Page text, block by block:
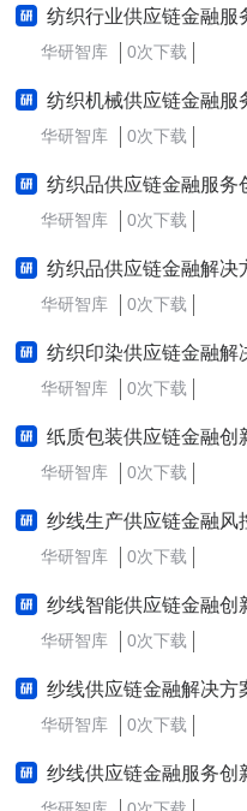
纺织行业供应链金融服
华研智库 0次下载
纺织机械供应链金融服
华研智库 0次下载
纺织品供应链金融服务
华研智库 0次下载
纺织品供应链金融解决
华研智库 0次下载
纺织印染供应链金融解
华研智库 0次下载
纸质包装供应链金融创
华研智库 0次下载
纱线生产供应链金融风
华研智库 0次下载
纱线智能供应链金融创
华研智库 0次下载
纱线供应链金融解决方
华研智库 0次下载
纱线供应链金融服务创